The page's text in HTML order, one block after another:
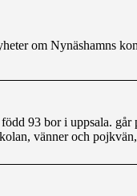
om Nynäshamns
93 bor i uppsala.
vänner och